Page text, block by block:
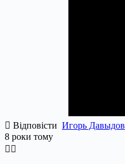
Відповісти Игорь Давыдов
8 роки тому